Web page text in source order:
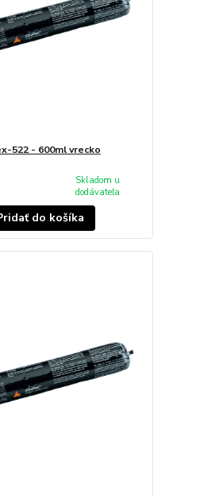
522 - 600ml vrecko
Skladom u
dodávateľa
do košíka